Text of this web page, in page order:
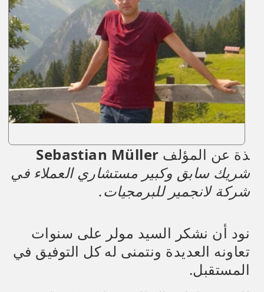
ذة عن المؤلف Sebastian Müller
شريك سابق وكبير مستشاري العملاء في
شركة لانجمير للبرمجيات.
نود أن نشكر السيد مولر على سنوات
تعاونه العديدة ونتمنى له كل التوفيق في
المستقبل.